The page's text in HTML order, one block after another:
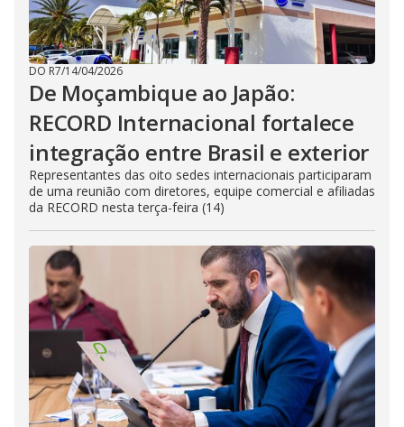
DO R7/14/04/2026
De Moçambique ao Japão:
RECORD Internacional fortalece
integração entre Brasil e exterior
Representantes das oito sedes internacionais participaram
de uma reunião com diretores, equipe comercial e afiliadas
da RECORD nesta terça-feira (14)